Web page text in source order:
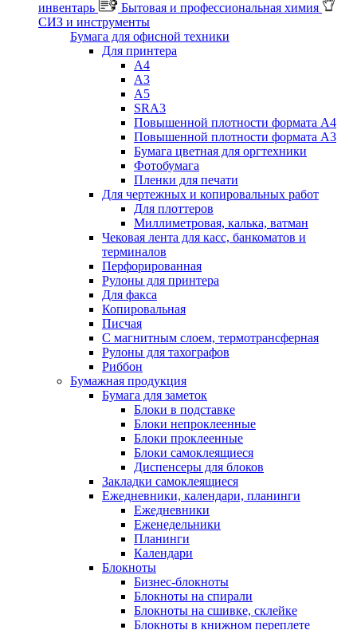
инвентарь
Бытовая и профессиональная химия
СИЗ и инструменты
Бумага для офисной техники
Для принтера
А4
А3
А5
SRA3
Повышенной плотности формата А4
Повышенной плотности формата А3
Бумага цветная для оргтехники
Фотобумага
Пленки для печати
Для чертежных и копировальных работ
Для плоттеров
Миллиметровая, калька, ватман
Чековая лента для касс, банкоматов и
терминалов
Перфорированная
Рулоны для принтера
Для факса
Копировальная
Писчая
С магнитным слоем, термотрансферная
Рулоны для тахографов
Риббон
Бумажная продукция
Бумага для заметок
Блоки в подставке
Блоки непроклеенные
Блоки проклеенные
Блоки самоклеящиеся
Диспенсеры для блоков
Закладки самоклеящиеся
Ежедневники, календари, планинги
Ежедневники
Еженедельники
Планинги
Календари
Блокноты
Бизнес-блокноты
Блокноты на спирали
Блокноты на сшивке, склейке
Блокноты в книжном переплете